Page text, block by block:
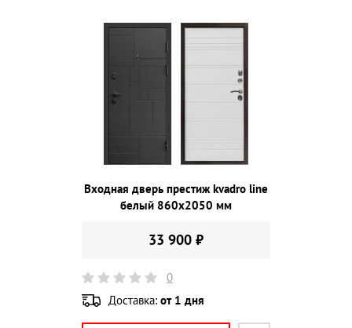
Входная дверь престиж kvadro line
белый 860х2050 мм
33 900 ₽
0
Доставка: от 1 дня